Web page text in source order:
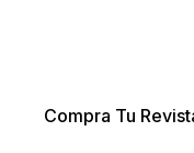
Compra Tu